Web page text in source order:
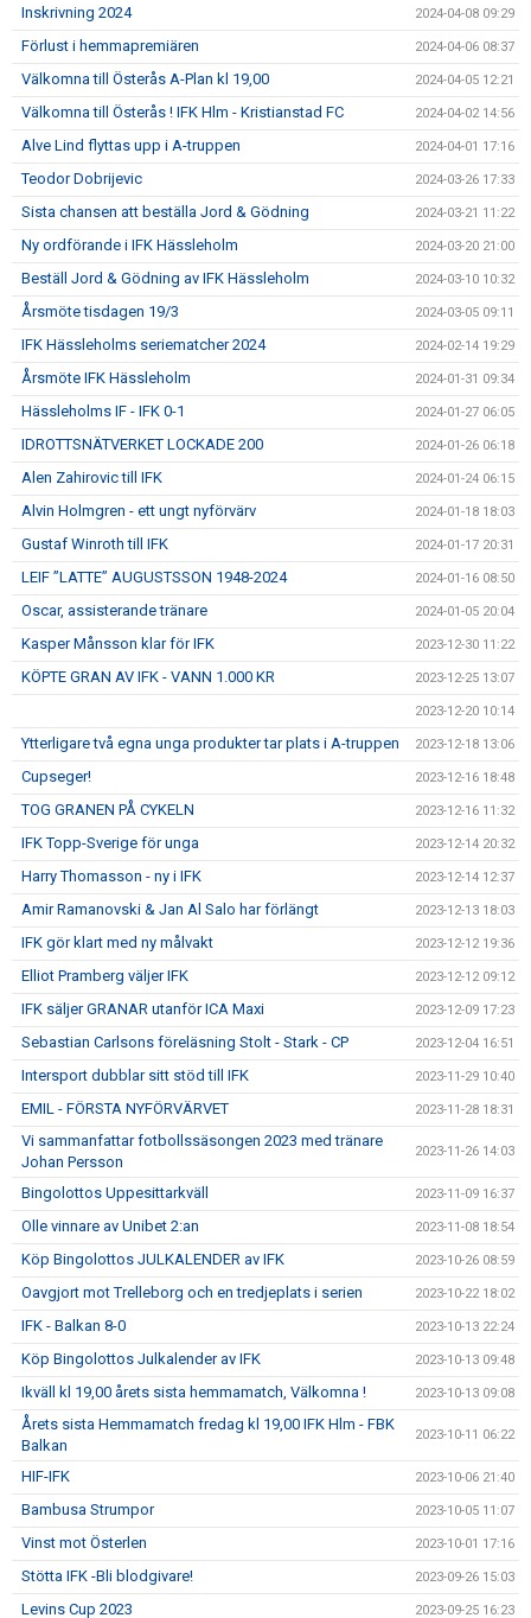
Inskrivning 2024 2024-04-08 09:29
Förlust i hemmapremiären 2024-04-06 08:37
Välkomna till Österås A-Plan kl 19,00 2024-04-05 12:21
Välkomna till Österås ! IFK Hlm - Kristianstad FC 2024-04-02 14:56
Alve Lind flyttas upp i A-truppen 2024-04-01 17:16
Teodor Dobrijevic 2024-03-26 17:33
Sista chansen att beställa Jord & Gödning 2024-03-21 11:22
Ny ordförande i IFK Hässleholm 2024-03-20 21:00
Beställ Jord & Gödning av IFK Hässleholm 2024-03-10 10:32
Årsmöte tisdagen 19/3 2024-03-05 09:11
IFK Hässleholms seriematcher 2024 2024-02-14 19:29
Årsmöte IFK Hässleholm 2024-01-31 09:34
Hässleholms IF - IFK 0-1 2024-01-27 06:05
IDROTTSNÄTVERKET LOCKADE 200 2024-01-26 06:18
Alen Zahirovic till IFK 2024-01-24 06:15
Alvin Holmgren - ett ungt nyförvärv 2024-01-18 18:03
Gustaf Winroth till IFK 2024-01-17 20:31
LEIF ”LATTE” AUGUSTSSON 1948-2024 2024-01-16 08:50
Oscar, assisterande tränare 2024-01-05 20:04
Kasper Månsson klar för IFK 2023-12-30 11:22
KÖPTE GRAN AV IFK - VANN 1.000 KR 2023-12-25 13:07
2023-12-20 10:14
Ytterligare två egna unga produkter tar plats i A-truppen 2023-12-18 13:06
Cupseger! 2023-12-16 18:48
TOG GRANEN PÅ CYKELN 2023-12-16 11:32
IFK Topp-Sverige för unga 2023-12-14 20:32
Harry Thomasson - ny i IFK 2023-12-14 12:37
Amir Ramanovski & Jan Al Salo har förlängt 2023-12-13 18:03
IFK gör klart med ny målvakt 2023-12-12 19:36
Elliot Pramberg väljer IFK 2023-12-12 09:12
IFK säljer GRANAR utanför ICA Maxi 2023-12-09 17:23
Sebastian Carlsons föreläsning Stolt - Stark - CP 2023-12-04 16:51
Intersport dubblar sitt stöd till IFK 2023-11-29 10:40
EMIL - FÖRSTA NYFÖRVÄRVET 2023-11-28 18:31
Vi sammanfattar fotbollssäsongen 2023 med tränare
Johan Persson
2023-11-26 14:03
Bingolottos Uppesittarkväll 2023-11-09 16:37
Olle vinnare av Unibet 2:an 2023-11-08 18:54
Köp Bingolottos JULKALENDER av IFK 2023-10-26 08:59
Oavgjort mot Trelleborg och en tredjeplats i serien 2023-10-22 18:02
IFK - Balkan 8-0 2023-10-13 22:24
Köp Bingolottos Julkalender av IFK 2023-10-13 09:48
Ikväll kl 19,00 årets sista hemmamatch, Välkomna ! 2023-10-13 09:08
Årets sista Hemmamatch fredag kl 19,00 IFK Hlm - FBK
Balkan
2023-10-11 06:22
HIF-IFK 2023-10-06 21:40
Bambusa Strumpor 2023-10-05 11:07
Vinst mot Österlen 2023-10-01 17:16
Stötta IFK -Bli blodgivare! 2023-09-26 15:03
Levins Cup 2023 2023-09-25 16:23